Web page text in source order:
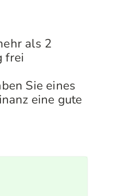
als 2
frei
Sie eines
eine gute